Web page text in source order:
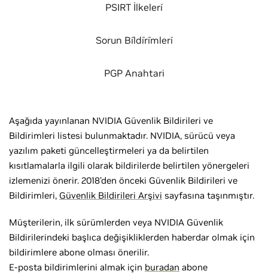
PSIRT İlkeleri̇
Sorun Bi̇ldi̇ri̇mleri̇
PGP Anahtari
Aşağıda yayınlanan NVIDIA Güvenlik Bildirileri ve
Bildirimleri listesi bulunmaktadır. NVIDIA, sürücü veya
yazılım paketi güncelleştirmeleri ya da belirtilen
kısıtlamalarla ilgili olarak bildirilerde belirtilen yönergeleri
izlemenizi önerir. 2018’den önceki Güvenlik Bildirileri ve
Bildirimleri, Güvenlik Bildirileri Arşivi sayfasına taşınmıştır.
Müşterilerin, ilk sürümlerden veya NVIDIA Güvenlik
Bildirilerindeki başlıca değişikliklerden haberdar olmak için
bildirimlere abone olması önerilir.
E-posta bildirimlerini almak için buradan abone